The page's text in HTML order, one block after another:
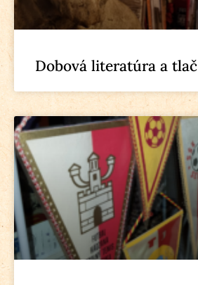
Dobová literatúra a tlač